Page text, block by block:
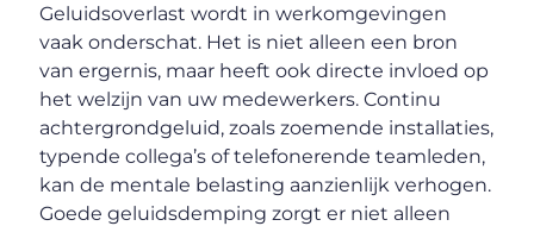
Geluidsoverlast wordt in werkomgevingen
vaak onderschat. Het is niet alleen een bron
van ergernis, maar heeft ook directe invloed op
het welzijn van uw medewerkers. Continu
achtergrondgeluid, zoals zoemende installaties,
typende collega’s of telefonerende teamleden,
kan de mentale belasting aanzienlijk verhogen.
Goede geluidsdemping zorgt er niet alleen